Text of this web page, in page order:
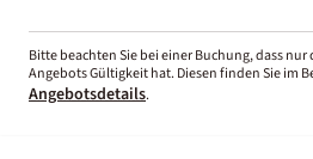
Bitte beachten Sie bei einer Buchung, dass
Angebots Gültigkeit hat. Diesen finden Sie im
Angebotsdetails.